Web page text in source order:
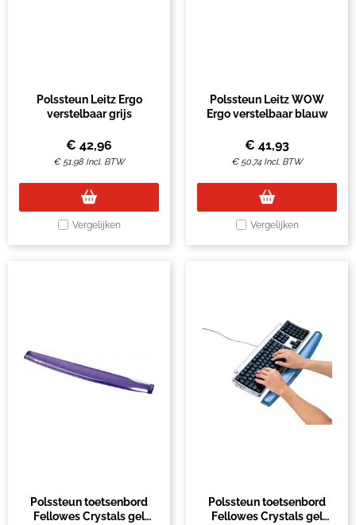
Polssteun Leitz Ergo
verstelbaar grijs
€ 42,96
€ 51,98 Incl. BTW
Vergelijken
Polssteun Leitz WOW
Ergo verstelbaar blauw
€ 41,93
€ 50,74 Incl. BTW
Vergelijken
Polssteun toetsenbord
Fellowes Crystals gel
Polssteun toetsenbord
Fellowes Crystals gel